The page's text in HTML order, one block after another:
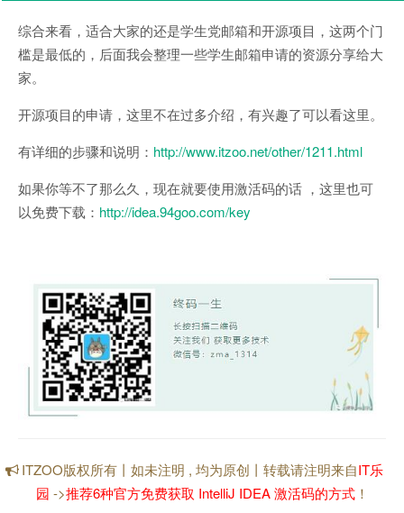
综合来看，适合大家的还是学生党邮箱和开源项目，这两个门
槛是最低的，后面我会整理一些学生邮箱申请的资源分享给大
家。
开源项目的申请，这里不在过多介绍，有兴趣了可以看这里。
有详细的步骤和说明： http://www.itzoo.net/other/1211.html
如果你等不了那么久，现在就要使用激活码的话 ，这里也可
以免费下载： http://idea.94goo.com/key
ITZOO版权所有丨如未注明 , 均为原创丨转载请注明来自IT乐
园 ->推荐6种官方免费获取 IntelliJ IDEA 激活码的方式！